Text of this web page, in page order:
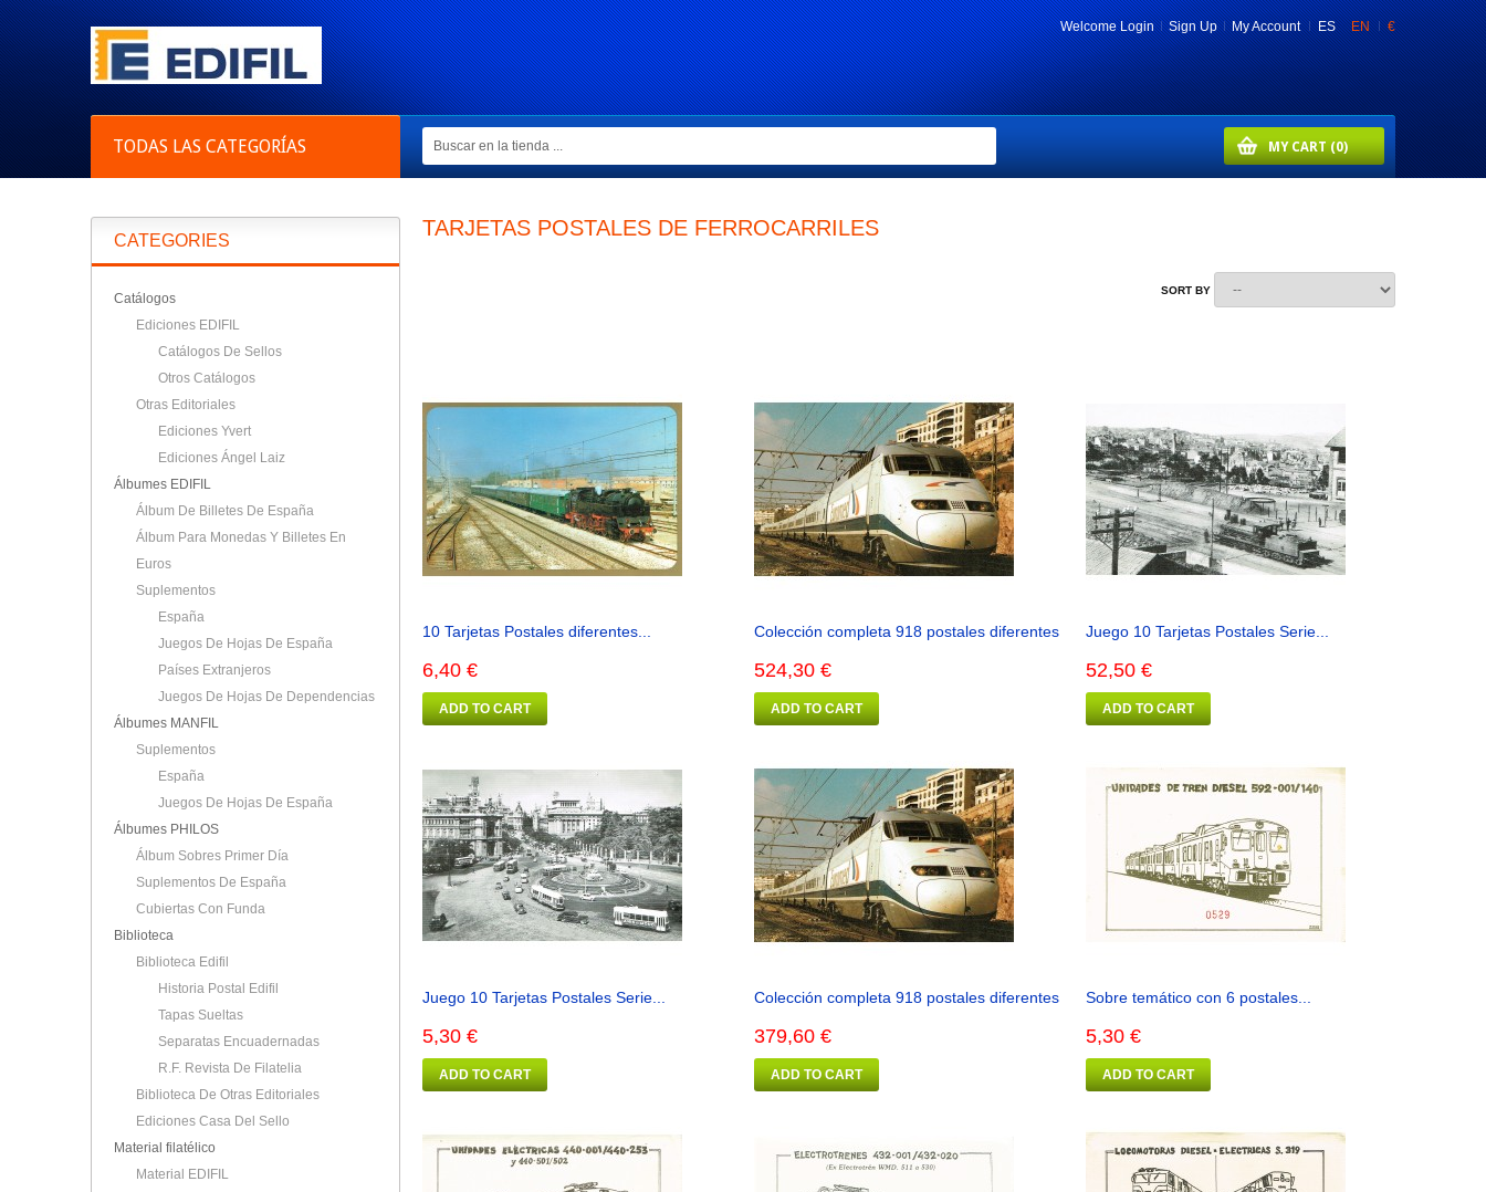
€
ES EN
WelcomeLogin Sign Up My Account
TODAS LAS CATEGORÍAS MY CART (0)
CATEGORIES
Catálogos
Ediciones EDIFIL
Catálogos De Sellos
Otros Catálogos
Otras Editoriales
Ediciones Yvert
Ediciones Ángel Laiz
Álbumes EDIFIL
Álbum De Billetes De España
Álbum Para Monedas Y Billetes En
Euros
Suplementos
España
Juegos De Hojas De España
Países Extranjeros
Juegos De Hojas De Dependencias
Álbumes MANFIL
Suplementos
España
Juegos De Hojas De España
Álbumes PHILOS
Álbum Sobres Primer Día
Suplementos De España
Cubiertas Con Funda
Biblioteca
Biblioteca Edifil
Historia Postal Edifil
Tapas Sueltas
Separatas Encuadernadas
R.F. Revista De Filatelia
Biblioteca De Otras Editoriales
Ediciones Casa Del Sello
Material filatélico
Material EDIFIL
TARJETAS POSTALES DE FERROCARRILES
SORT BY
10 Tarjetas Postales diferentes...
6,40 €
ADD TO CART
Colección completa 918 postales diferentes
524,30 €
ADD TO CART
Juego 10 Tarjetas Postales Serie...
52,50 €
ADD TO CART
Juego 10 Tarjetas Postales Serie...
5,30 €
ADD TO CART
Colección completa 918 postales diferentes
379,60 €
ADD TO CART
Sobre temático con 6 postales...
5,30 €
ADD TO CART